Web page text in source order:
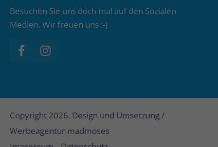
Besuchen Sie uns doch mal auf den Sozialen
Medien. Wir freuen uns :-)
Copyright 2026. Design und Umsetzung /
Werbeagentur madmoses